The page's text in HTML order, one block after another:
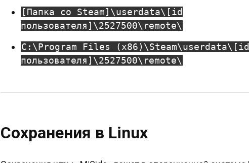
[Папка со Steam]\userdata\[id
пользователя]\2527500\remote\
C:\Program Files (x86)\Steam\userdata\[id
пользователя]\2527500\remote\
Сохранения в Linux